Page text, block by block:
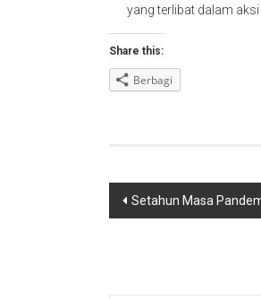
yang terlibat dalam
Share this:
Berbagi
Navigasi
Setahun Masa